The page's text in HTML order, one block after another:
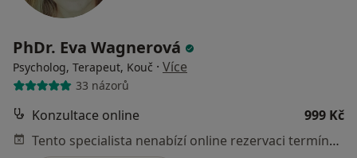
PhDr. Eva Wagnerová
Psycholog, Terapeut, Kouč · Více
33 názorů
Konzultace online
999 Kč
Tento specialista nenabízí online rezervaci termínu na této adrese.